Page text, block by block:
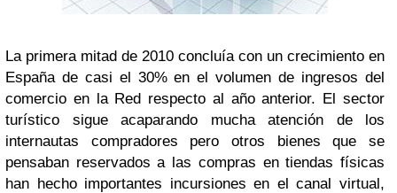
La primera mitad de 2010 concluía con un crecimiento en
España de casi el 30% en el volumen de ingresos del
comercio en la Red respecto al año anterior. El sector
turístico sigue acaparando mucha atención de los
internautas compradores pero otros bienes que se
pensaban reservados a las compras en tiendas físicas
han hecho importantes incursiones en el canal virtual,